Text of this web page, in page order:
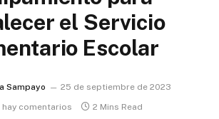
el Servicio
Escolar
Sampayo
25 de septiembre de 2023
hay comentarios
2 Mins Read